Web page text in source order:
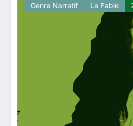
Genre Narratif La ​fable